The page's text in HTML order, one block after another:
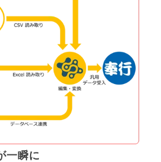
一瞬に